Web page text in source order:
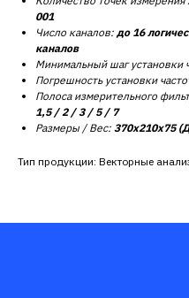
001
Число каналов: до 16
каналов
Минимальный шаг установки
Погрешность установки
Полоса измерительного
1,5 / 2 / 3 / 5 / 7
Размеры / Вес: 370х210х75
Тип продукции: Векторные